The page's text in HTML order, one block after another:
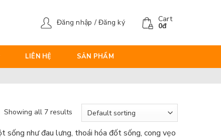
Đăng nhập / Đăng ký Cart
0đ
LIÊN HỆ SẢN PHẨM
Showing all 7 results
như đau lưng, thoái hóa đốt sống, cong vẹo